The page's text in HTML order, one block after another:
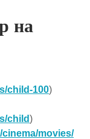
на
child-100)
child)
movies/